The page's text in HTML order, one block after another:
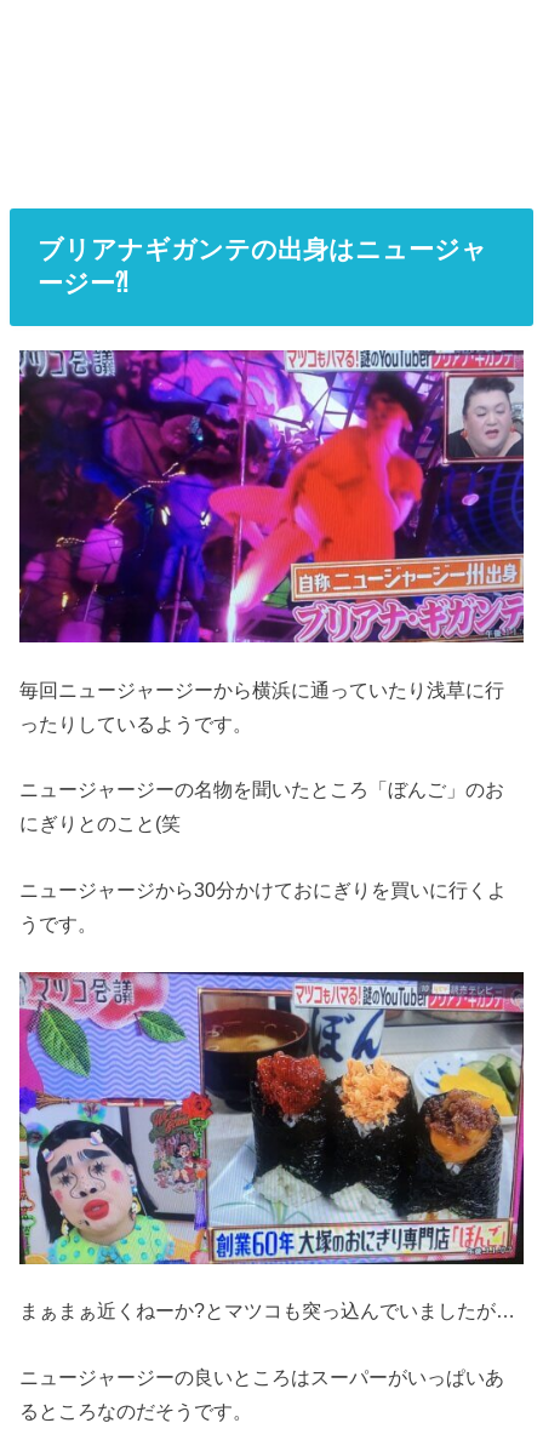
ブリアナギガンテの出身はニュージャ
ージー⁈
毎回ニュージャージーから横浜に通っていたり浅草に行
ったりしているようです。
ニュージャージーの名物を聞いたところ「ぼんご」のお
にぎりとのこと(笑
ニュージャージから30分かけておにぎりを買いに行くよ
うです。
まぁまぁ近くねーか?とマツコも突っ込んでいましたが…
ニュージャージーの良いところはスーパーがいっぱいあ
るところなのだそうです。